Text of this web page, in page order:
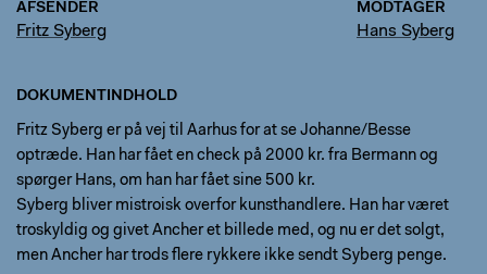
AFSENDER
Fritz Syberg
MODTAGER
Hans Syberg
DOKUMENTINDHOLD
Fritz Syberg er på vej til Aarhus for at se Johanne/Besse
optræde. Han har fået en check på 2000 kr. fra Bermann og
spørger Hans, om han har fået sine 500 kr.
Syberg bliver mistroisk overfor kunsthandlere. Han har været
troskyldig og givet Ancher et billede med, og nu er det solgt,
men Ancher har trods flere rykkere ikke sendt Syberg penge.